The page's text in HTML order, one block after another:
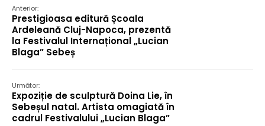
Anterior:
Prestigioasa editură Școala
Ardeleană Cluj-Napoca, prezentă
la Festivalul Internațional „Lucian
Blaga” Sebeș
Următor:
Expoziție de sculptură Doina Lie, în
Sebeșul natal. Artista omagiată în
cadrul Festivalului „Lucian Blaga”